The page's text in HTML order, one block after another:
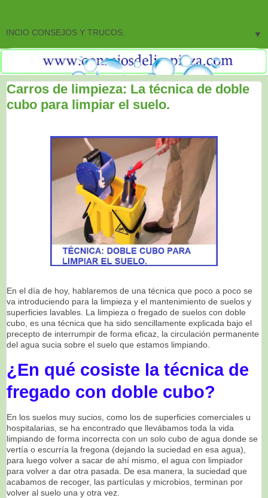
▼
Carros de limpieza: La técnica de doble
cubo para limpiar el suelo.
En el día de hoy, hablaremos de una técnica que poco a poco se
va introduciendo para la limpieza y el mantenimiento de suelos y
superficies lavables. La limpieza o fregado de suelos con doble
cubo, es una técnica que ha sido sencillamente explicada bajo el
precepto de interrumpir de forma eficaz, la circulación permanente
del agua sucia sobre el suelo que estamos limpiando.
¿En qué cosiste la técnica de
fregado con doble cubo?
En los suelos muy sucios, como los de superficies comerciales u
hospitalarias, se ha encontrado que llevábamos toda la vida
limpiando de forma incorrecta con un solo cubo de agua donde se
vertía o escurría la fregona (dejando la suciedad en esa agua),
para luego volver a sacar de ahí mismo, el agua con limpiador
para volver a dar otra pasada. De esa manera, la suciedad que
acabamos de recoger, las partículas y microbios, terminan por
volver al suelo una y otra vez.